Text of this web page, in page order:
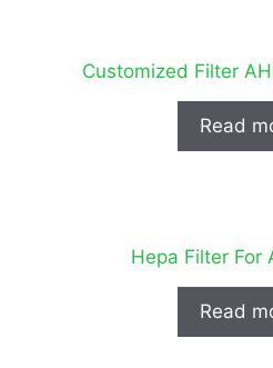
Customized Filter
Read
Hepa Filter For
Read